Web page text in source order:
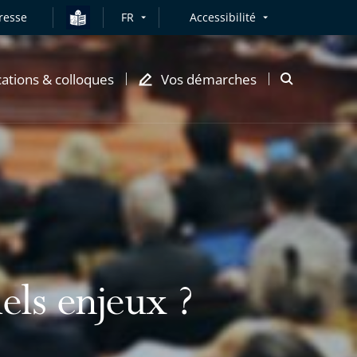
FR Accessibilité
& colloques Vos démarches
Ouvrir
modale
de
recherche
enjeux ?